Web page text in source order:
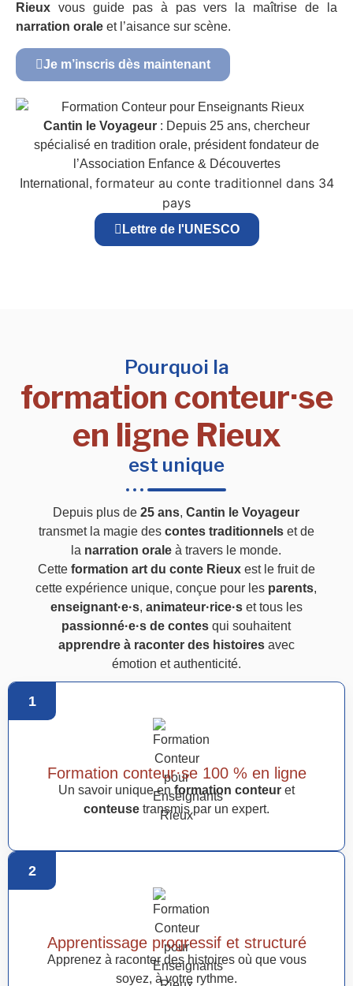
Rieux vous guide pas à pas vers la maîtrise de la
narration orale et l’aisance sur scène.
Je m’inscris dès maintenant
Cantin le Voyageur : Depuis 25 ans, chercheur
spécialisé en tradition orale, président fondateur de
l’Association Enfance & Découvertes
International, formateur au conte traditionnel dans 34
pays
Lettre de l'UNESCO
Pourquoi la
formation conteur·se
en ligne Rieux
est unique
Depuis plus de25 ans,Cantin le Voyageur
transmet la magie des contes traditionnelset de
la narration orale à travers le monde.
Cette formation art du conte Rieuxest le fruit de
cette expérience unique, conçue pour les parents,
enseignant·e·s, animateur·rice·set tous les
passionné·e·s de contes qui souhaitent
apprendre à raconter des histoiresavec
émotion et authenticité.
1
Formation conteur·se 100 % en ligne
Un savoir unique en formation conteur et
conteuse transmis par un expert.
2
Apprentissage progressif et structuré
Apprenez à raconter des histoires où que vous
soyez, à votre rythme.